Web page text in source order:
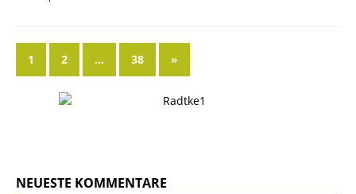
1 2 … 38 »
NEUESTE KOMMENTARE